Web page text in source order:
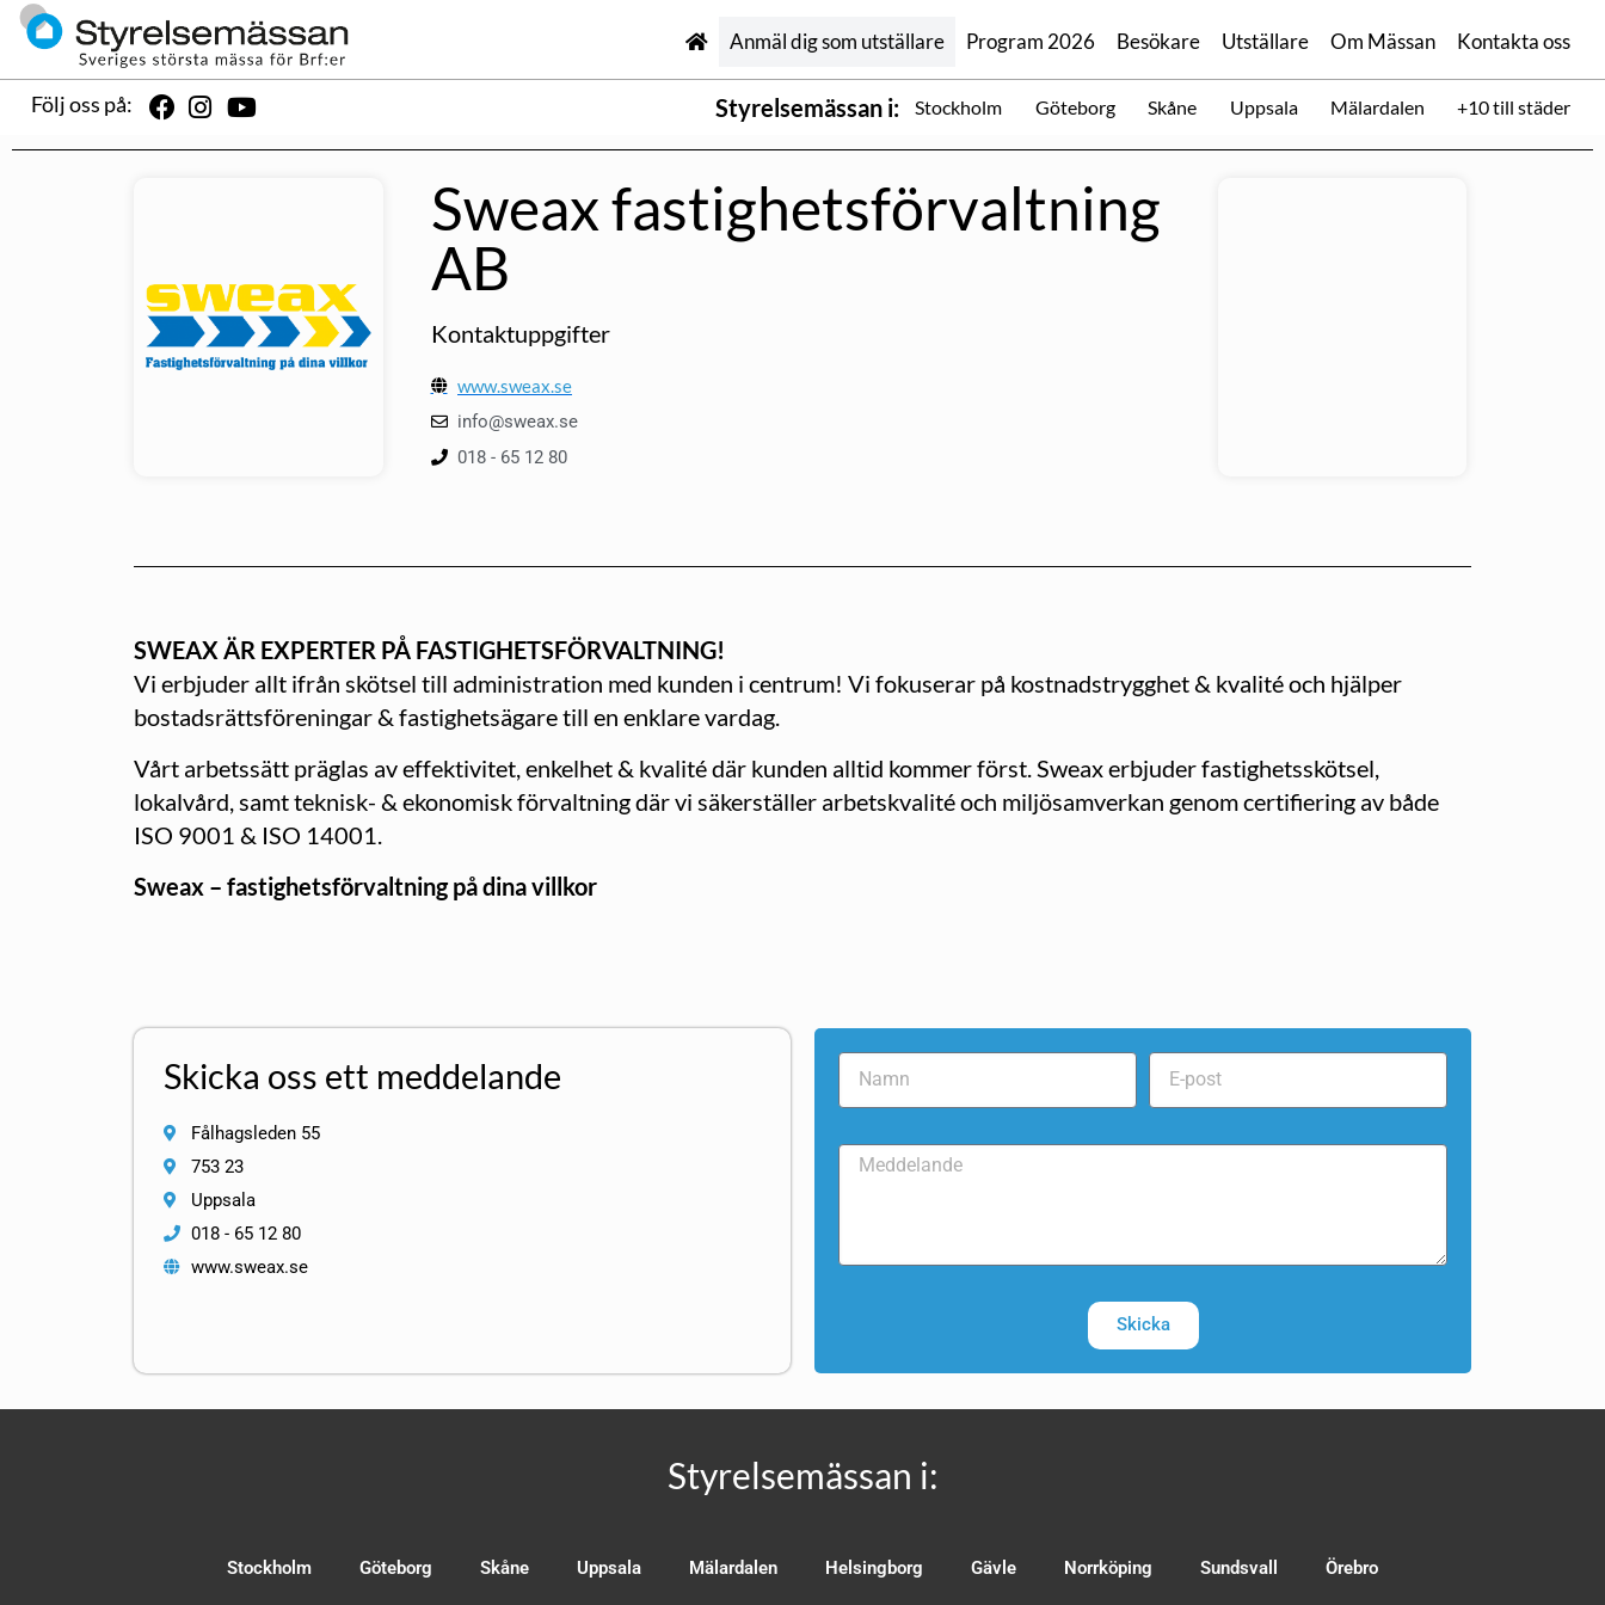
Anmäl dig som utställare Program 2026 Besökare Utställare Om Mässan Kontakta oss
Följ oss på: Styrelsemässan i: Stockholm Göteborg Skåne Uppsala Mälardalen +10 till städer
Sweax fastighetsförvaltning
AB
Kontaktuppgifter
www.sweax.se
info@sweax.se
018 - 65 12 80
SWEAX ÄR EXPERTER PÅ FASTIGHETSFÖRVALTNING!
Vi erbjuder allt ifrån skötsel till administration med kunden i centrum! Vi fokuserar på kostnadstrygghet & kvalité och hjälper
bostadsrättsföreningar & fastighetsägare till en enklare vardag.
Vårt arbetssätt präglas av effektivitet, enkelhet & kvalité där kunden alltid kommer först. Sweax erbjuder fastighetsskötsel,
lokalvård, samt teknisk- & ekonomisk förvaltning där vi säkerställer arbetskvalité och miljösamverkan genom certifiering av både
ISO 9001 & ISO 14001.
Sweax – fastighetsförvaltning på dina villkor
Skicka oss ett meddelande
Fålhagsleden 55
753 23
Uppsala
018 - 65 12 80
www.sweax.se
Skicka
Styrelsemässan i:
Stockholm Göteborg Skåne Uppsala Mälardalen Helsingborg Gävle Norrköping Sundsvall Örebro